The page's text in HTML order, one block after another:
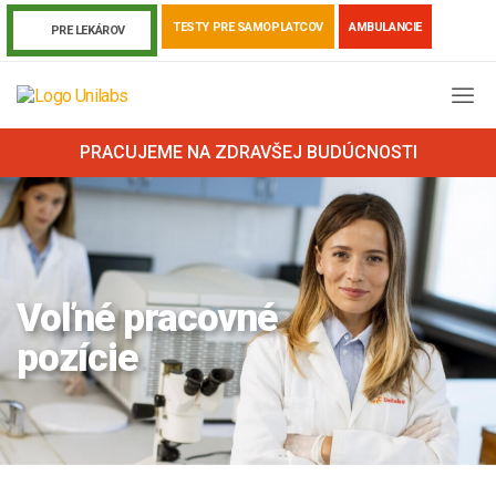
PRE LEKÁROV TESTY PRE SAMOPLATCOV AMBULANCIE
Covid-19 Žiadanky a tlačivá
Výsledky vyšetrení Kortizol Odberová príručka
PRACUJEME NA ZDRAVŠEJ BUDÚCNOSTI
Voľné pracovné
pozície